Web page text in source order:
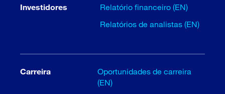
Investidores
Relatório financeiro (EN)
Relatórios de analistas (EN)
Carreira
Oportunidades de carreira
(EN)